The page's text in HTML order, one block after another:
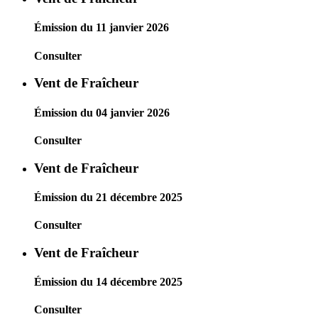
Émission du 11 janvier 2026
Consulter
Vent de Fraîcheur
Émission du 04 janvier 2026
Consulter
Vent de Fraîcheur
Émission du 21 décembre 2025
Consulter
Vent de Fraîcheur
Émission du 14 décembre 2025
Consulter